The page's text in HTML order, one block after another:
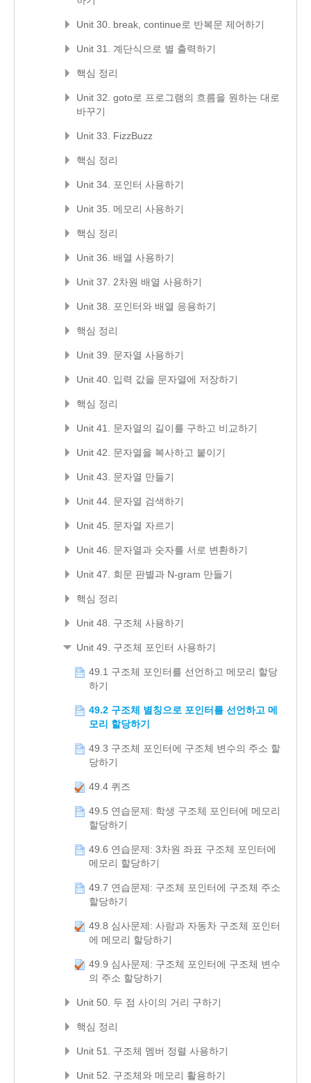
Unit 30. break, continue로 반복문 제어하기
Unit 31. 계단식으로 별 출력하기
핵심 정리
Unit 32. goto로 프로그램의 흐름을 원하는 대로
바꾸기
Unit 33. FizzBuzz
핵심 정리
Unit 34. 포인터 사용하기
Unit 35. 메모리 사용하기
핵심 정리
Unit 36. 배열 사용하기
Unit 37. 2차원 배열 사용하기
Unit 38. 포인터와 배열 응용하기
핵심 정리
Unit 39. 문자열 사용하기
Unit 40. 입력 값을 문자열에 저장하기
핵심 정리
Unit 41. 문자열의 길이를 구하고 비교하기
Unit 42. 문자열을 복사하고 붙이기
Unit 43. 문자열 만들기
Unit 44. 문자열 검색하기
Unit 45. 문자열 자르기
Unit 46. 문자열과 숫자를 서로 변환하기
Unit 47. 회문 판별과 N-gram 만들기
핵심 정리
Unit 48. 구조체 사용하기
Unit 49. 구조체 포인터 사용하기
49.1 구조체 포인터를 선언하고 메모리 할당
하기
49.2 구조체 별칭으로 포인터를 선언하고 메
모리 할당하기
49.3 구조체 포인터에 구조체 변수의 주소 할
당하기
49.4 퀴즈
49.5 연습문제: 학생 구조체 포인터에 메모리
할당하기
49.6 연습문제: 3차원 좌표 구조체 포인터에
메모리 할당하기
49.7 연습문제: 구조체 포인터에 구조체 주소
할당하기
49.8 심사문제: 사람과 자동차 구조체 포인터
에 메모리 할당하기
49.9 심사문제: 구조체 포인터에 구조체 변수
의 주소 할당하기
Unit 50. 두 점 사이의 거리 구하기
핵심 정리
Unit 51. 구조체 멤버 정렬 사용하기
Unit 52. 구조체와 메모리 활용하기